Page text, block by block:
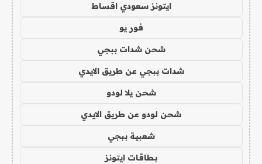
ايتونز سعودي اقساط
فور يو
شحن شدات ببجي
شدات ببجي عن طريق الايدي
شحن يلا لودو
شحن لودو عن طريق الايدي
شعبية ببجي
بطاقات ايتونز